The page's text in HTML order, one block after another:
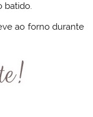
batido.
ao forno durante